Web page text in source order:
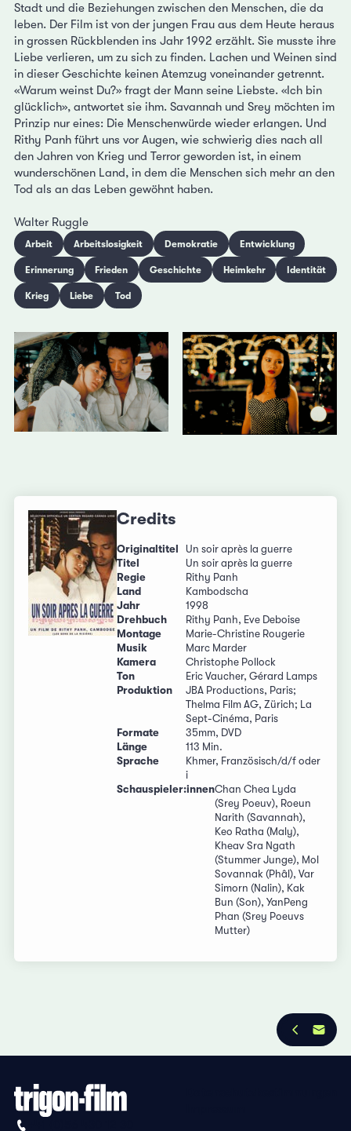
Stadt und die Beziehungen zwischen den Menschen, die da
leben. Der Film ist von der jungen Frau aus dem Heute heraus
in grossen Rückblenden ins Jahr 1992 erzählt. Sie musste ihre
Liebe verlieren, um zu sich zu finden. Lachen und Weinen sind
in dieser Geschichte keinen Atemzug voneinander getrennt.
«Warum weinst Du?» fragt der Mann seine Liebste. «Ich bin
glücklich», antwortet sie ihm. Savannah und Srey möchten im
Prinzip nur eines: Die Menschenwürde wieder erlangen. Und
Rithy Panh führt uns vor Augen, wie schwierig dies nach all
den Jahren von Krieg und Terror geworden ist, in einem
wunderschönen Land, in dem die Menschen sich mehr an den
Tod als an das Leben gewöhnt haben.
Walter Ruggle
Arbeit Arbeitslosigkeit Demokratie Entwicklung
Erinnerung Frieden Geschichte Heimkehr Identität
Krieg Liebe Tod
Credits
Originaltitel
Un soir après la guerre
Titel
Un soir après la guerre
Regie
Rithy Panh
Land
Kambodscha
Jahr
1998
Drehbuch
Rithy Panh, Eve Deboise
Montage
Marie-Christine Rougerie
Musik
Marc Marder
Kamera
Christophe Pollock
Ton
Eric Vaucher, Gérard Lamps
Produktion
JBA Productions, Paris;
Thelma Film AG, Zürich; La
Sept-Cinéma, Paris
Formate
35mm, DVD
Länge
113 Min.
Sprache
Khmer, Französisch/d/f oder
i
Schauspieler:innenChan Chea Lyda
(Srey Poeuv), Roeun
Narith (Savannah),
Keo Ratha (Maly),
Kheav Sra Ngath
(Stummer Junge), Mol
Sovannak (Phâl), Var
Simorn (Nalin), Kak
Bun (Son), YanPeng
Phan (Srey Poeuvs
Mutter)